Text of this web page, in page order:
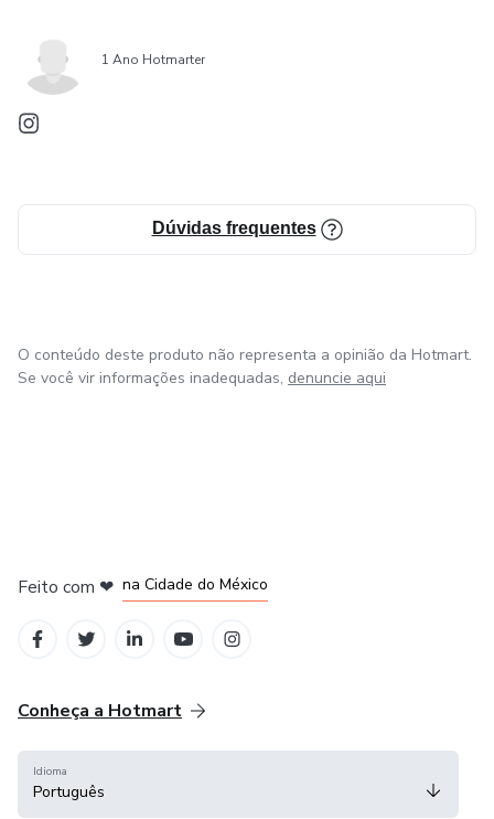
1 Ano Hotmarter
Dúvidas frequentes
O conteúdo deste produto não representa a opinião da Hotmart.
Se você vir informações inadequadas, denuncie aqui
Feito com ❤ na Cidade do México
Conheça a Hotmart
Idioma
Português